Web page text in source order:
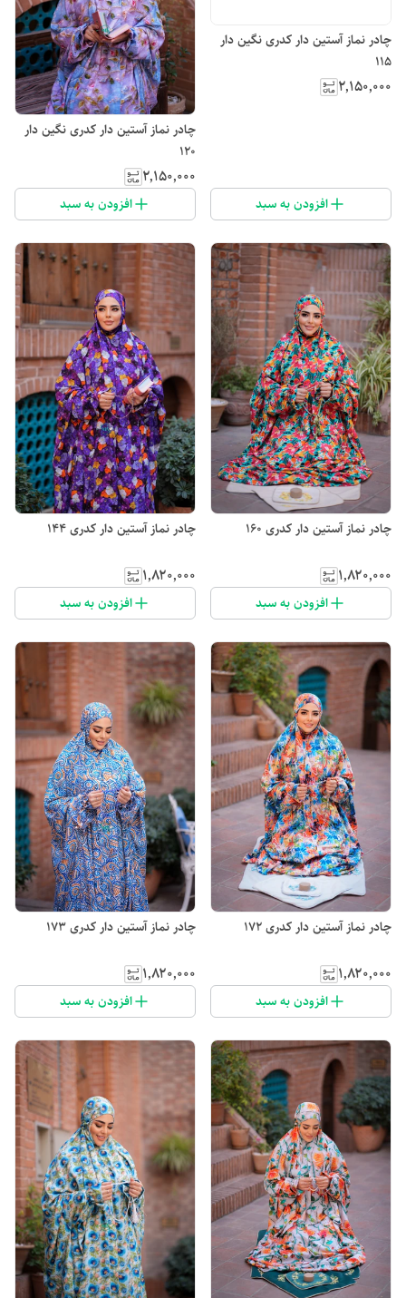
چادر نماز آستین دار کدری نگین دار
115
۲٬۱۵۰٬۰۰۰
افزودن به سبد
چادر نماز آستین دار کدری نگین دار
120
۲٬۱۵۰٬۰۰۰
افزودن به سبد
چادر نماز آستین دار کدری 160
۱٬۸۲۰٬۰۰۰
افزودن به سبد
چادر نماز آستین دار کدری 144
۱٬۸۲۰٬۰۰۰
افزودن به سبد
چادر نماز آستین دار کدری 172
۱٬۸۲۰٬۰۰۰
افزودن به سبد
چادر نماز آستین دار کدری 173
۱٬۸۲۰٬۰۰۰
افزودن به سبد